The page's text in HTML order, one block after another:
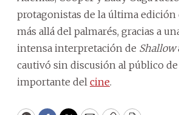
protagonistas de la última edición
más allá del palmarés, gracias a
intensa interpretación de Shallow
cautivó sin discusión al público de
importante del cine.